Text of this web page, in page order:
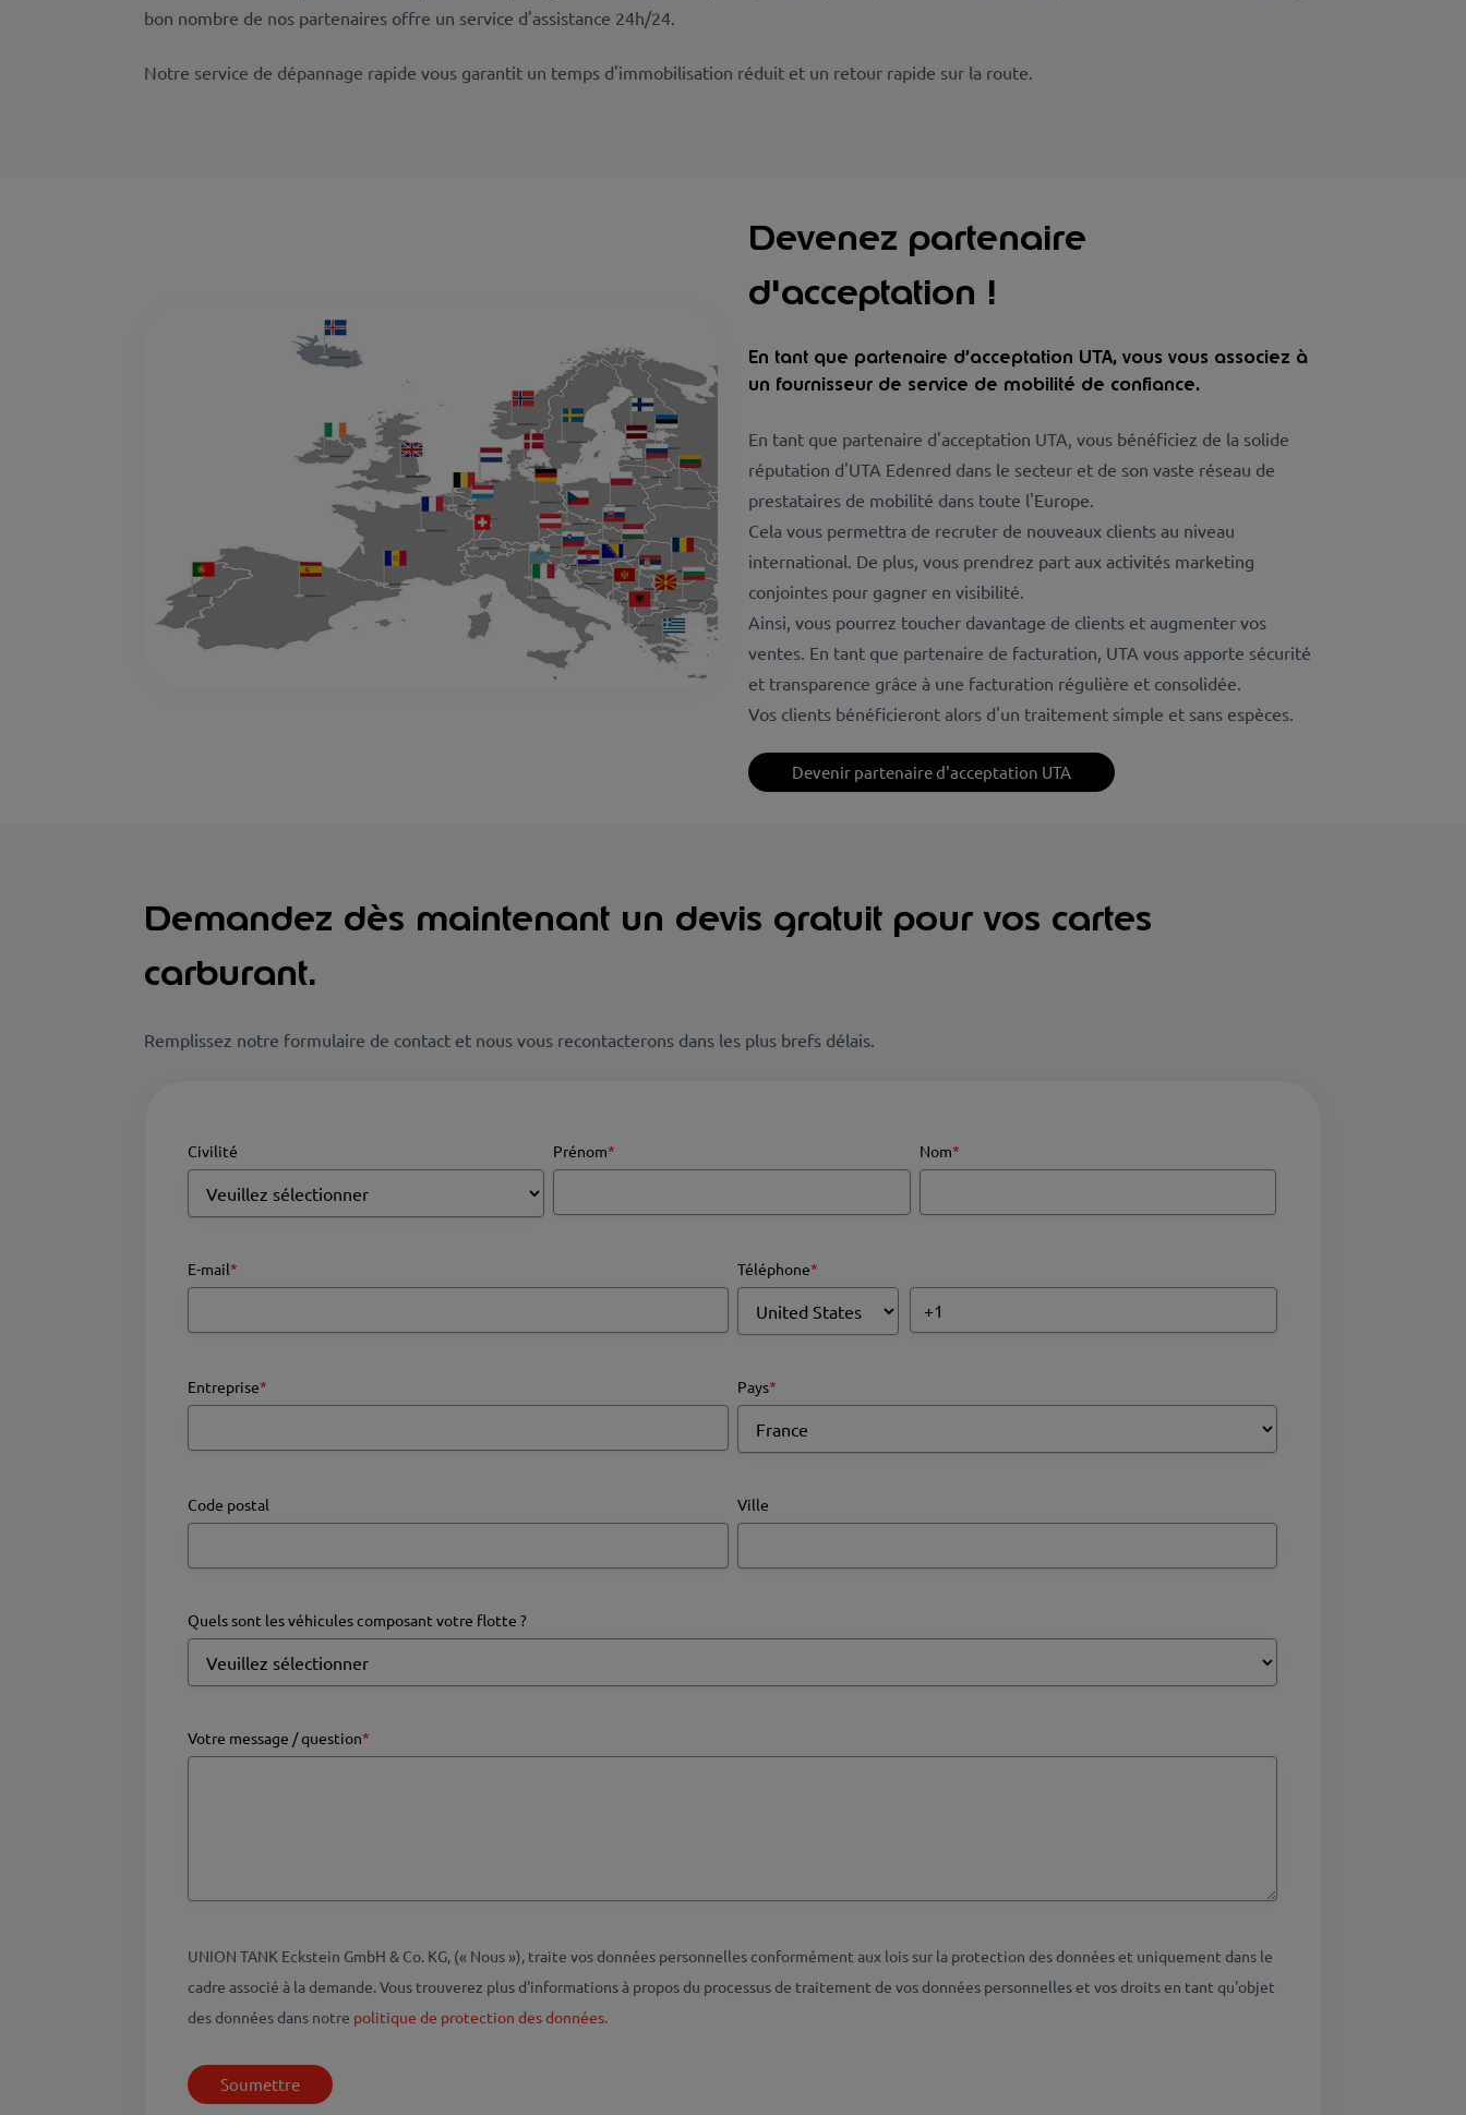
bon nombre de nos partenaires offre un service d'assistance 24h/24.
Notre service de dépannage rapide vous garantit un temps d'immobilisation réduit et un retour rapide sur la route.
Devenez partenaire
d'acceptation !
En tant que partenaire d’acceptation UTA, vous vous associez à
un fournisseur de service de mobilité de confiance.
En tant que partenaire d'acceptation UTA, vous bénéficiez de la solide
réputation d'UTA Edenred dans le secteur et de son vaste réseau de
prestataires de mobilité dans toute l'Europe.
Cela vous permettra de recruter de nouveaux clients au niveau
international. De plus, vous prendrez part aux activités marketing
conjointes pour gagner en visibilité.
Ainsi, vous pourrez toucher davantage de clients et augmenter vos
ventes. En tant que partenaire de facturation, UTA vous apporte sécurité
et transparence grâce à une facturation régulière et consolidée.
Vos clients bénéficieront alors d'un traitement simple et sans espèces.
Devenir partenaire d'acceptation UTA
Demandez dès maintenant un devis gratuit pour vos cartes
carburant.
Remplissez notre formulaire de contact et nous vous recontacterons dans les plus brefs délais.
Civilité Prénom* Nom*
E-mail* Téléphone*
Entreprise* Pays*
Code postal Ville
Quels sont les véhicules composant votre flotte ?
Votre message / question*
UNION TANK Eckstein GmbH & Co. KG, (« Nous »), traite vos données personnelles conformément aux lois sur la protection des données et uniquement dans le
cadre associé à la demande. Vous trouverez plus d'informations à propos du processus de traitement de vos données personnelles et vos droits en tant qu'objet
des données dans notre politique de protection des données.